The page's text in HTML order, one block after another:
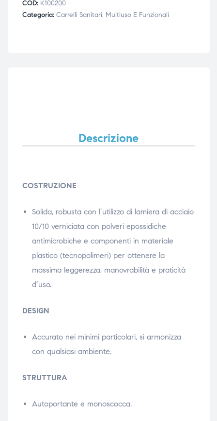
COD: K100200
Categoria: Carrelli Sanitari, Multiuso E Funzionali
Descrizione
COSTRUZIONE
Solida, robusta con l’utilizzo di lamiera di acciaio
10/10 verniciata con polveri epossidiche
antimicrobiche e componenti in materiale
plastico (tecnopolimeri) per ottenere la
massima leggerezza, manovrabilità e praticità
d’uso.
DESIGN
Accurato nei minimi particolari, si armonizza
con qualsiasi ambiente.
STRUTTURA
Autoportante e monoscocca.